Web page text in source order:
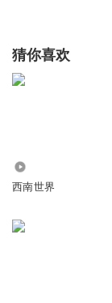
猜你喜欢
西南世界